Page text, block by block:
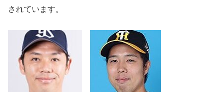
されています。